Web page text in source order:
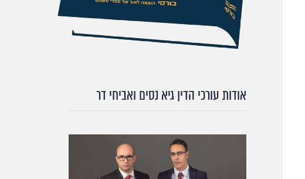
אודות עורכי הדין גיא נסים ואביחי דר